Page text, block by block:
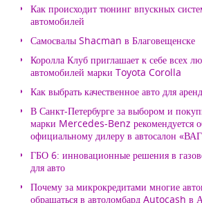
Как происходит тюнинг впускных
автомобилей
Самосвалы Shacman в Благовещенске
Королла Клуб приглашает к себе всех
автомобилей марки Toyota Corolla
Как выбрать качественное авто для
В Санкт-Петербурге за выбором и
марки Mercedes-Benz рекомендуется
официальному дилеру в автосалон
ГБО 6: инновационные решения в
для авто
Почему за микрокредитами многие
обращаться в автоломбард Autocash в